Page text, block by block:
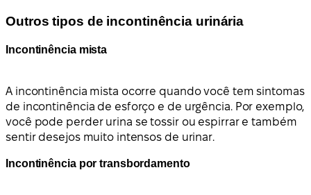
Outros tipos de incontinência urinária
Incontinência mista
A incontinência mista ocorre quando você tem sintomas
de incontinência de esforço e de urgência. Por exemplo,
você pode perder urina se tossir ou espirrar e também
sentir desejos muito intensos de urinar.
Incontinência por transbordamento